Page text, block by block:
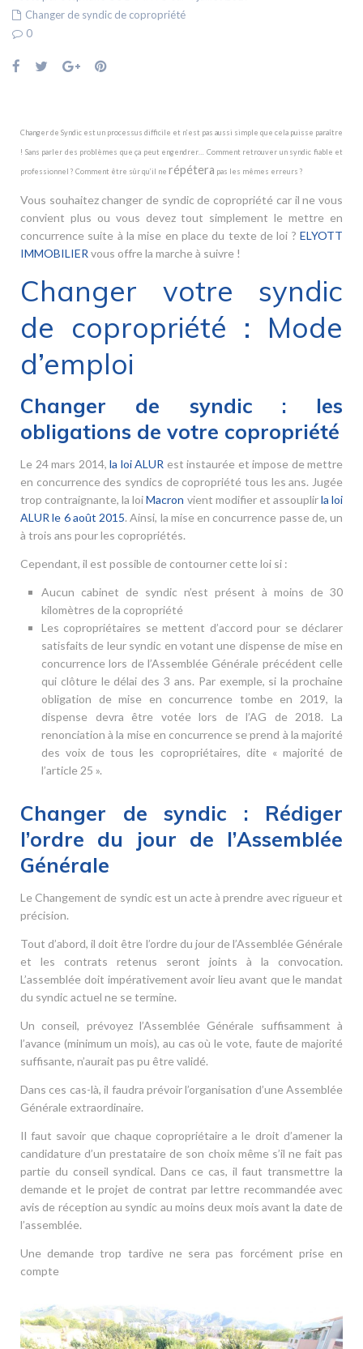
Changer de syndic de copropriété
0
Changer de Syndic est un processus difficile et n’est pas aussi simple que cela puisse paraître
! Sans parler des problèmes que ça peut engendrer… Comment retrouver un syndic fiable et
professionnel ? Comment être sûr qu’il ne répétera pas les mêmes erreurs ?
Vous souhaitez changer de syndic de copropriété car il ne vous
convient plus ou vous devez tout simplement le mettre en
concurrence suite à la mise en place du texte de loi ? ELYOTT
IMMOBILIER vous offre la marche à suivre !
Changer votre syndic
de copropriété : Mode
d’emploi
Changer de syndic : les
obligations de votre copropriété
Le 24 mars 2014, la loi ALUR est instaurée et impose de mettre
en concurrence des syndics de copropriété tous les ans. Jugée
trop contraignante, la loiMacron vient modifier et assouplirla loi
ALUR le 6 août 2015. Ainsi, la mise en concurrence passe de, un
à trois ans pour les copropriétés.
Cependant, il est possible de contourner cette loi si :
Aucun cabinet de syndic n’est présent à moins de 30
kilomètres de la copropriété
Les copropriétaires se mettent d’accord pour se déclarer
satisfaits de leur syndic en votant une dispense de mise en
concurrence lors de l’Assemblée Générale précédent celle
qui clôture le délai des 3 ans. Par exemple, si la prochaine
obligation de mise en concurrence tombe en 2019, la
dispense devra être votée lors de l’AG de 2018. La
renonciation à la mise en concurrence se prend à la majorité
des voix de tous les copropriétaires, dite « majorité de
l’article 25 ».
Changer de syndic : Rédiger
l’ordre du jour de l’Assemblée
Générale
Le Changement de syndic est un acte à prendre avec rigueur et
précision.
Tout d’abord, il doit être l’ordre du jour de l’Assemblée Générale
et les contrats retenus seront joints à la convocation.
L’assemblée doit impérativement avoir lieu avant que le mandat
du syndic actuel ne se termine.
Un conseil, prévoyez l’Assemblée Générale suffisamment à
l’avance (minimum un mois), au cas où le vote, faute de majorité
suffisante, n’aurait pas pu être validé.
Dans ces cas-là, il faudra prévoir l’organisation d’une Assemblée
Générale extraordinaire.
Il faut savoir que chaque copropriétaire a le droit d’amener la
candidature d’un prestataire de son choix même s’il ne fait pas
partie du conseil syndical. Dans ce cas, il faut transmettre la
demande et le projet de contrat par lettre recommandée avec
avis de réception au syndic au moins deux mois avant la date de
l’assemblée.
Une demande trop tardive ne sera pas forcément prise en
compte